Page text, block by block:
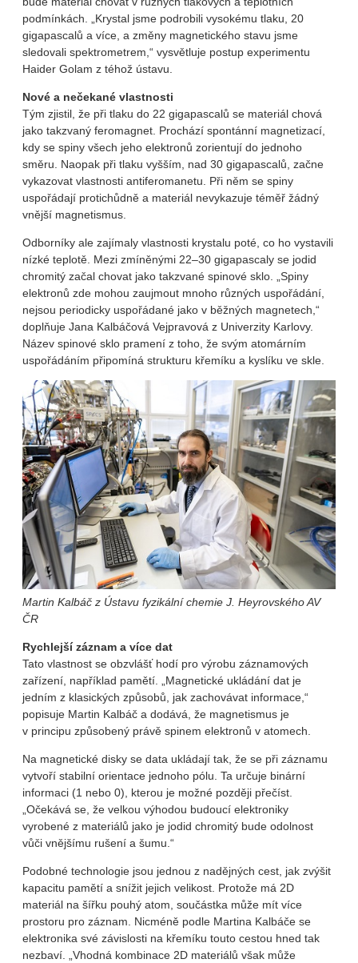
podmínkách. „Krystal jsme podrobili vysokému tlaku, 20
gigapascalů a více, a změny magnetického stavu jsme
sledovali spektrometrem,“ vysvětluje postup experimentu
Haider Golam z téhož ústavu.
Nové a nečekané vlastnosti
Tým zjistil, že při tlaku do 22 gigapascalů se materiál chová
jako takzvaný feromagnet. Prochází spontánní magnetizací,
kdy se spiny všech jeho elektronů zorientují do jednoho
směru. Naopak při tlaku vyšším, nad 30 gigapascalů, začne
vykazovat vlastnosti antiferomanetu. Při něm se spiny
uspořádají protichůdně a materiál nevykazuje téměř žádný
vnější magnetismus.
Odborníky ale zajímaly vlastnosti krystalu poté, co ho vystavili
nízké teplotě. Mezi zmíněnými 22–30 gigapascaly se jodid
chromitý začal chovat jako takzvané spinové sklo. „Spiny
elektronů zde mohou zaujmout mnoho různých uspořádání,
nejsou periodicky uspořádané jako v běžných magnetech,“
doplňuje Jana Kalbáčová Vejpravová z Univerzity Karlovy.
Název spinové sklo pramení z toho, že svým atomárním
uspořádáním připomíná strukturu křemíku a kyslíku ve skle.
Martin Kalbáč z Ústavu fyzikální chemie J. Heyrovského AV
ČR
Rychlejší záznam a více dat
Tato vlastnost se obzvlášť hodí pro výrobu záznamových
zařízení, například pamětí. „Magnetické ukládání dat je
jedním z klasických způsobů, jak zachovávat informace,“
popisuje Martin Kalbáč a dodává, že magnetismus je
v principu způsobený právě spinem elektronů v atomech.
Na magnetické disky se data ukládají tak, že se při záznamu
vytvoří stabilní orientace jednoho pólu. Ta určuje binární
informaci (1 nebo 0), kterou je možné později přečíst.
„Očekává se, že velkou výhodou budoucí elektroniky
vyrobené z materiálů jako je jodid chromitý bude odolnost
vůči vnějšímu rušení a šumu.“
Podobné technologie jsou jednou z nadějných cest, jak zvýšit
kapacitu pamětí a snížit jejich velikost. Protože má 2D
materiál na šířku pouhý atom, součástka může mít více
prostoru pro záznam. Nicméně podle Martina Kalbáče se
elektronika své závislosti na křemíku touto cestou hned tak
nezbaví. „Vhodná kombinace 2D materiálů však může